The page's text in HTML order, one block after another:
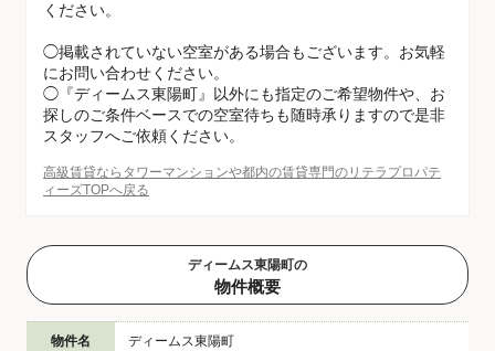
ください。
◯掲載されていない空室がある場合もございます。お気軽
にお問い合わせください。
◯『ディームス東陽町』以外にも指定のご希望物件や、お
探しのご条件ベースでの空室待ちも随時承りますので是非
スタッフへご依頼ください。
高級賃貸ならタワーマンションや都内の賃貸専門のリテラプロパテ
ィーズTOPへ戻る
ディームス東陽町の
物件概要
物件名 ディームス東陽町